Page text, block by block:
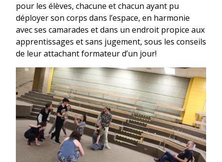
pour les élèves, chacune et chacun ayant pu
déployer son corps dans l’espace, en harmonie
avec ses camarades et dans un endroit propice aux
apprentissages et sans jugement, sous les conseils
de leur attachant formateur d’un jour!